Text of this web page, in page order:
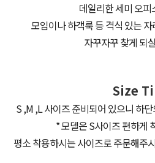
데일리한 세미 오피
모임이나 하객룩 등 격식 있는
자꾸자꾸 찾게 되
Size
S ,M ,L 사이즈 준비되어 있으니 하
* 모델은 S사이즈 편하게
평소 착용하시는 사이즈로 주문해주